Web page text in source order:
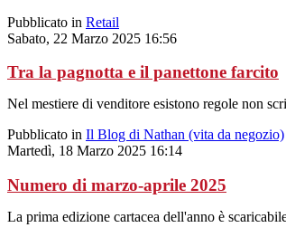
Pubblicato in Retail
Sabato, 22 Marzo 2025 16:56
Tra la pagnotta e il panettone farcito
Nel mestiere di venditore esistono regole non
Pubblicato in Il Blog di Nathan (vita da negozio)
Martedì, 18 Marzo 2025 16:14
Numero di marzo-aprile 2025
La prima edizione cartacea dell'anno è